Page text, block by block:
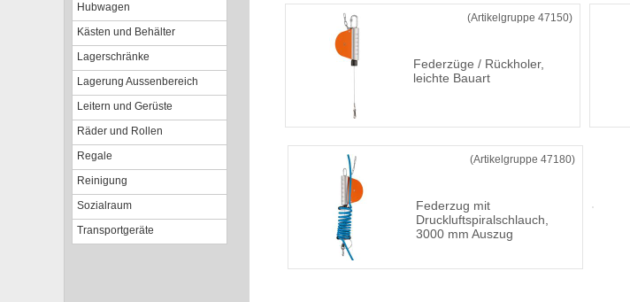
Hubwagen
Kästen und Behälter
Lagerschränke
Lagerung Aussenbereich
Leitern und Gerüste
Räder und Rollen
Regale
Reinigung
Sozialraum
Transportgeräte
(Artikelgruppe 47150)
Federzüge / Rückholer,
leichte Bauart
(Artikelgruppe 47180)
Federzug mit
Druckluftspiralschlauch,
3000 mm Auszug